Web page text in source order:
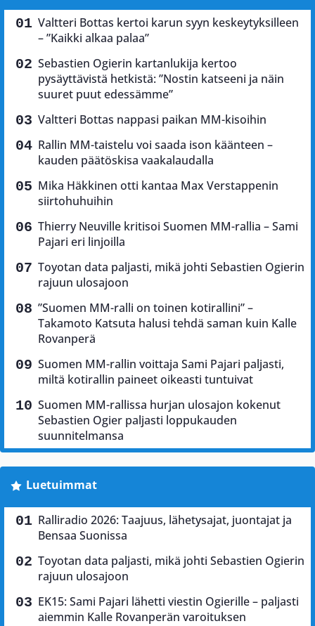
Valtteri Bottas kertoi karun syyn keskeytyksilleen
– ”Kaikki alkaa palaa”
Sebastien Ogierin kartanlukija kertoo
pysäyttävistä hetkistä: ”Nostin katseeni ja näin
suuret puut edessämme”
Valtteri Bottas nappasi paikan MM-kisoihin
Rallin MM-taistelu voi saada ison käänteen –
kauden päätöskisa vaakalaudalla
Mika Häkkinen otti kantaa Max Verstappenin
siirtohuhuihin
Thierry Neuville kritisoi Suomen MM-rallia – Sami
Pajari eri linjoilla
Toyotan data paljasti, mikä johti Sebastien Ogierin
rajuun ulosajoon
”Suomen MM-ralli on toinen kotirallini” –
Takamoto Katsuta halusi tehdä saman kuin Kalle
Rovanperä
Suomen MM-rallin voittaja Sami Pajari paljasti,
miltä kotirallin paineet oikeasti tuntuivat
Suomen MM-rallissa hurjan ulosajon kokenut
Sebastien Ogier paljasti loppukauden
suunnitelmansa
Luetuimmat
Ralliradio 2026: Taajuus, lähetysajat, juontajat ja
Bensaa Suonissa
Toyotan data paljasti, mikä johti Sebastien Ogierin
rajuun ulosajoon
EK15: Sami Pajari lähetti viestin Ogierille – paljasti
aiemmin Kalle Rovanperän varoituksen